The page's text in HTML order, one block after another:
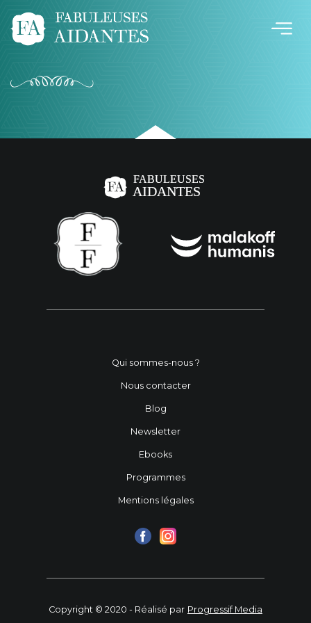
Qui sommes-nous ?
Nous contacter
Blog
Newsletter
Ebooks
Programmes
Mentions légales
Copyright © 2020 - Réalisé par Progressif Media